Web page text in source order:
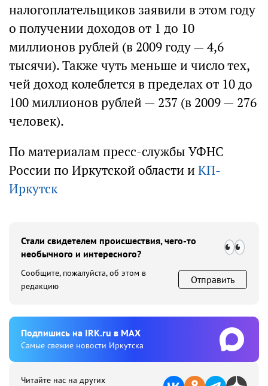
налогоплательщиков заявили в этом году
о получении доходов от 1 до 10
миллионов рублей (в 2009 году — 4,6
тысячи). Также чуть меньше и число тех,
чей доход колеблется в пределах от 10 до
100 миллионов рублей — 237 (в 2009 — 276
человек).
По материалам пресс-службы УФНС
России по Иркутской области и КП-
Иркутск
Стали свидетелем происшествия, чего-то
необычного и интересного?
Сообщите, пожалуйста, об этом в
редакцию
Отправить
Подпишиcь на IRK.ru в MAX
Cамые свежие новости Иркутска
Читайте нас на других